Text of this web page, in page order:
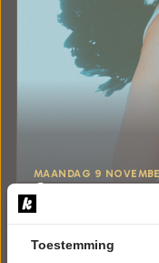
MAANDAG 9
Caro
Return to Innocense
SPOT Groningen
Groningen
Toestemming